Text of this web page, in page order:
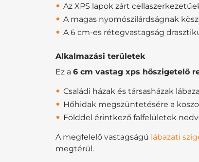
Az XPS lapok zárt
A magas nyomószilárdságnak
A 6 cm-es rétegvastagság
Alkalmazási területek
Ez a 6 cm vastag xps hőszigetelő
Családi házak és társasházak
Hőhidak megszüntetésére a
Földdel érintkező falfelületek
A megfelelő vastagságú lábazati
megtérül.